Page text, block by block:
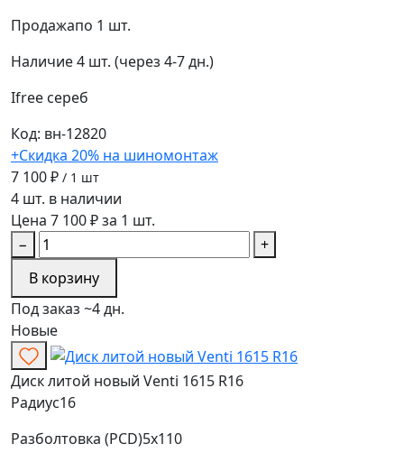
Продажапо 1 шт.
Наличие4 шт. (через 4-7 дн.)
Ifree сереб
Код: вн-12820
+Скидка 20% на шиномонтаж
7 100 ₽ / 1 шт
4 шт. в наличии
Цена 7 100 ₽ за 1 шт.
−
+
В корзину
Под заказ ~4 дн.
Новые
Диск литой новый Venti 1615 R16
Радиус16
Разболтовка (PCD)5x110